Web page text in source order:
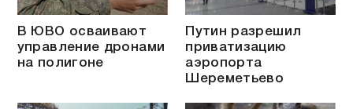
В ЮВО осваивают
управление дронами
на полигоне
Путин разрешил
приватизацию
аэропорта
Шереметьево